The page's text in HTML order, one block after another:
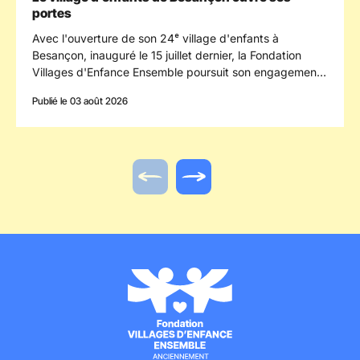
portes
Avec l'ouverture de son 24ᵉ village d'enfants à
Besançon, inauguré le 15 juillet dernier, la Fondation
Villages d'Enfance Ensemble poursuit son engagement
l'enfance en s'implantant dans le département du
Publié le 03 août 2026
Actualité précédente
Actualité suivante